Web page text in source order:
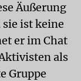
Äußerung
ist keine
er im Chat
als
Gruppe